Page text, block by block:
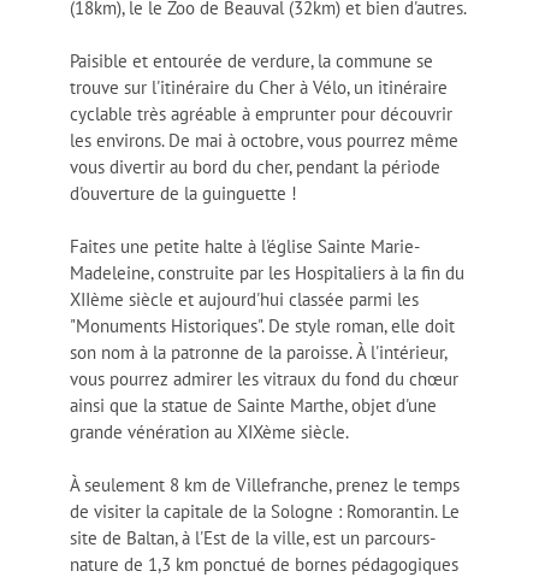
(18km), le le Zoo de Beauval (32km) et bien d'autres.
Paisible et entourée de verdure, la commune se
trouve sur l'itinéraire du Cher à Vélo, un itinéraire
cyclable très agréable à emprunter pour découvrir
les environs. De mai à octobre, vous pourrez même
vous divertir au bord du cher, pendant la période
d'ouverture de la guinguette !
Faites une petite halte à l'église Sainte Marie-
Madeleine, construite par les Hospitaliers à la fin du
XIIème siècle et aujourd'hui classée parmi les
"Monuments Historiques". De style roman, elle doit
son nom à la patronne de la paroisse. À l'intérieur,
vous pourrez admirer les vitraux du fond du chœur
ainsi que la statue de Sainte Marthe, objet d'une
grande vénération au XIXème siècle.
À seulement 8 km de Villefranche, prenez le temps
de visiter la capitale de la Sologne : Romorantin. Le
site de Baltan, à l'Est de la ville, est un parcours-
nature de 1,3 km ponctué de bornes pédagogiques